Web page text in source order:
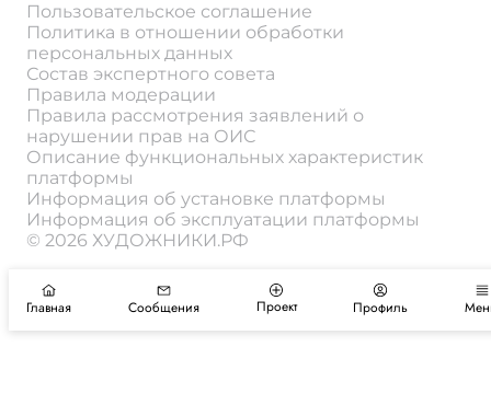
Пользовательское соглашение
Политика в отношении обработки
персональных данных
Состав экспертного совета
Правила модерации
Правила рассмотрения заявлений о
нарушении прав на ОИС
Описание функциональных характеристик
платформы
Информация об установке платформы
Информация об эксплуатации платформы
© 2026 ХУДОЖНИКИ.РФ
Главная Сообщения Проект Профиль